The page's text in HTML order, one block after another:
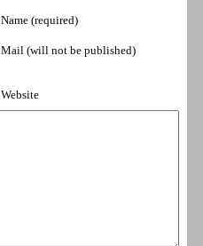
Name (required)
Mail (will not be published)
Website